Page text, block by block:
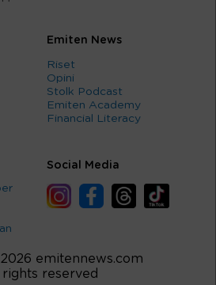
Emiten News
Riset
Opini
Stolk Podcast
Emiten Academy
Financial Literacy
Social Media
emitennews.com
reserved